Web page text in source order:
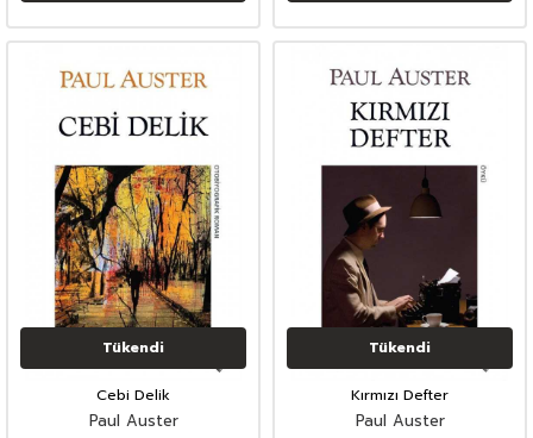
Tükendi
Cebi Delik
Paul Auster
Tükendi
Kırmızı Defter
Paul Auster